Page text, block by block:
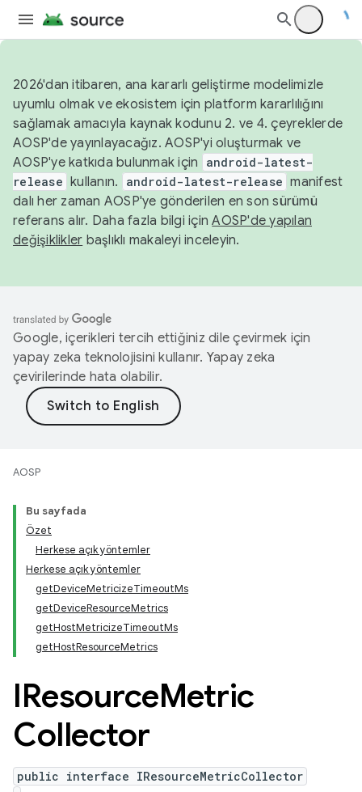
2026'dan itibaren, ana kararlı geliştirme modelimizle
uyumlu olmak ve ekosistem için platform kararlılığını
sağlamak amacıyla kaynak kodunu 2. ve 4. çeyreklerde
AOSP'de yayınlayacağız. AOSP'yi oluşturmak ve
AOSP'ye katkıda bulunmak için
android-latest-
release kullanın. android-latest-release manifest
dalı her zaman AOSP'ye gönderilen en son sürümü
referans alır. Daha fazla bilgi içinAOSP'de yapılan
değişiklikler başlıklı makaleyi inceleyin.
Google, içerikleri tercih ettiğiniz dile çevirmek için
yapay zeka teknolojisini kullanır. Yapay zeka
çevirilerinde hata olabilir.
AOSP
Bu sayfada
Özet
Herkese açık yöntemler
Herkese açık yöntemler
getDeviceMetricizeTimeoutMs
getDeviceResourceMetrics
getHostMetricizeTimeoutMs
getHostResourceMetrics
IResourceMetric
Collector
public interface IResourceMetricCollector